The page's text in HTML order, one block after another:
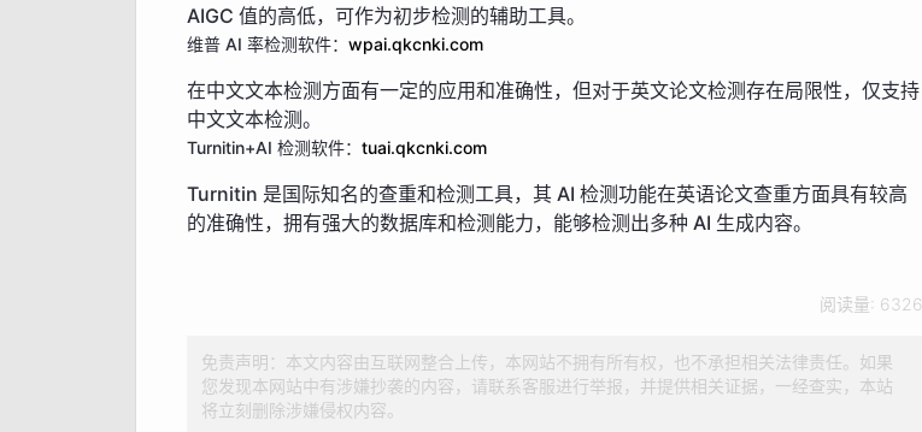
AIGC 值的高低，可作为初步检测的辅助工具。
维普 AI 率检测软件： wpai.qkcnki.com
在中文文本检测方面有一定的应用和准确性，但对于英文论文检测存在局限性，仅支持
中文文本检测。
Turnitin+AI 检测软件： tuai.qkcnki.com
Turnitin 是国际知名的查重和检测工具，其 AI 检测功能在英语论文查重方面具有较高
的准确性，拥有强大的数据库和检测能力，能够检测出多种 AI 生成内容。
阅读量: 6326
免责声明：本文内容由互联网整合上传，本网站不拥有所有权，也不承担相关法律责任。如果
您发现本网站中有涉嫌抄袭的内容，请联系客服进行举报，并提供相关证据，一经查实，本站
将立刻删除涉嫌侵权内容。